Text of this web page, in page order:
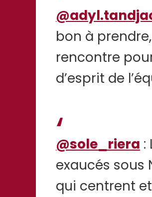
bon à
rencontre
d’esprit de
@sole_riera :
exaucés sous
qui centrent